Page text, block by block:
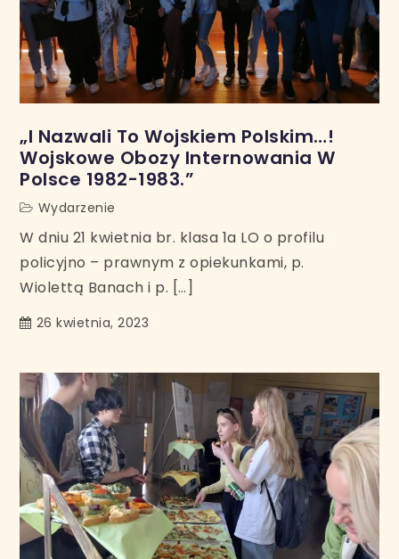
„I Nazwali To Wojskiem Polskim…!
Wojskowe Obozy Internowania W
Polsce 1982-1983.”
Wydarzenie
W dniu 21 kwietnia br. klasa 1a LO o profilu
policyjno – prawnym z opiekunkami, p.
Wiolettą Banach i p. […]
26 kwietnia, 2023